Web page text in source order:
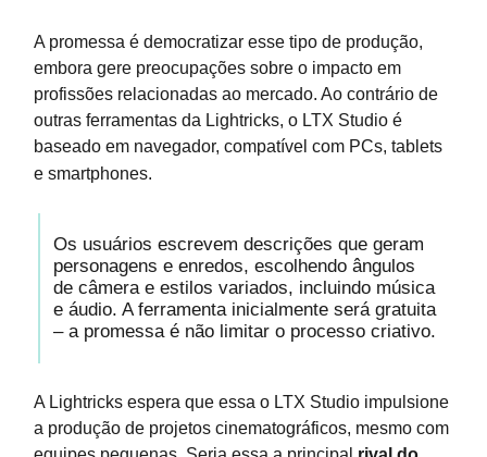
A promessa é democratizar esse tipo de produção,
embora gere preocupações sobre o impacto em
profissões relacionadas ao mercado. Ao contrário de
outras ferramentas da Lightricks, o LTX Studio é
baseado em navegador, compatível com PCs, tablets
e smartphones.
Os usuários escrevem descrições que geram
personagens e enredos, escolhendo ângulos
de câmera e estilos variados, incluindo música
e áudio. A ferramenta inicialmente será gratuita
– a promessa é não limitar o processo criativo.
A Lightricks espera que essa o LTX Studio impulsione
a produção de projetos cinematográficos, mesmo com